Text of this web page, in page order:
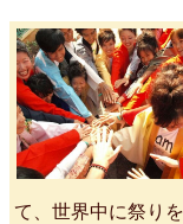
て、世界中に祭り